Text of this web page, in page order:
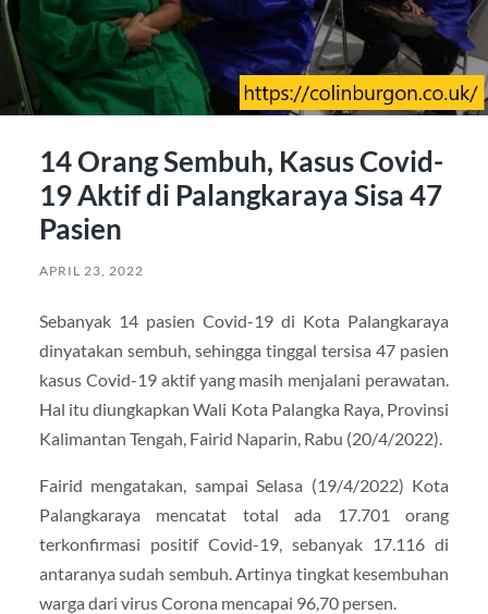
14 Orang Sembuh, Kasus Covid-
19 Aktif di Palangkaraya Sisa 47
Pasien
APRIL 23, 2022
Sebanyak 14 pasien Covid-19 di Kota Palangkaraya
dinyatakan sembuh, sehingga tinggal tersisa 47 pasien
kasus Covid-19 aktif yang masih menjalani perawatan.
Hal itu diungkapkan Wali Kota Palangka Raya, Provinsi
Kalimantan Tengah, Fairid Naparin, Rabu (20/4/2022).
Fairid mengatakan, sampai Selasa (19/4/2022) Kota
Palangkaraya mencatat total ada 17.701 orang
terkonfirmasi positif Covid-19, sebanyak 17.116 di
antaranya sudah sembuh. Artinya tingkat kesembuhan
warga dari virus Corona mencapai 96,70 persen.